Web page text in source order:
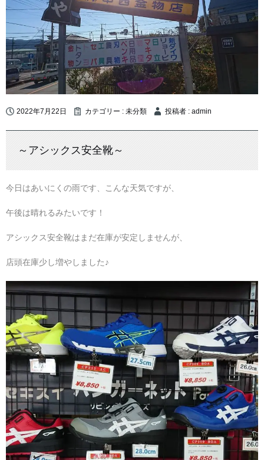
2022年7月22日 カテゴリー : 未分類 投稿者 : admin
～アシックス安全靴～
今日はあいにくの雨です、こんな天気ですが、
午後は晴れるみたいです！
アシックス安全靴はまだ在庫が安定しませんが、
店頭在庫少し増やしました♪